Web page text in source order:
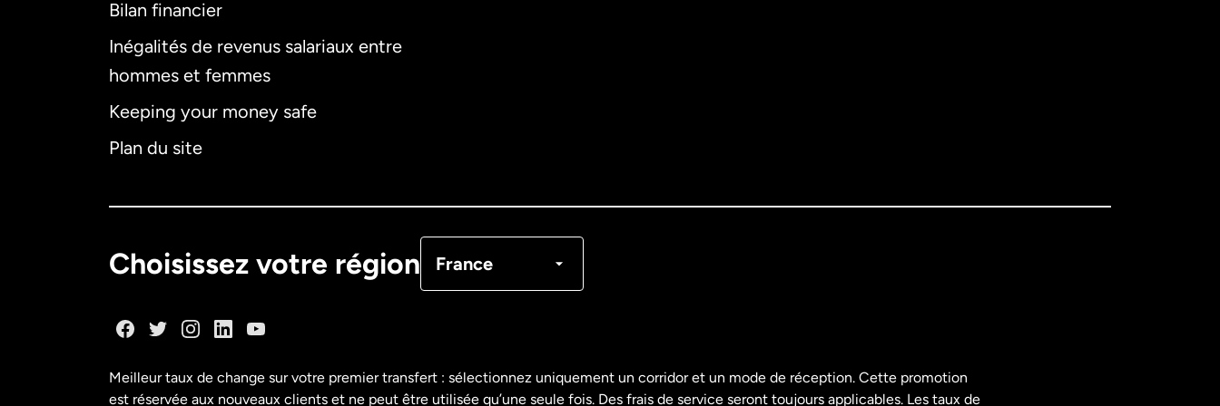
Bilan financier
Inégalités de revenus salariaux entre
hommes et femmes
Keeping your money safe
Plan du site
Choisissez votre région France
Meilleur taux de change sur votre premier transfert : sélectionnez uniquement un corridor et un mode de réception. Cette promotion
est réservée aux nouveaux clients et ne peut être utilisée qu’une seule fois. Des frais de service seront toujours applicables. Les taux de